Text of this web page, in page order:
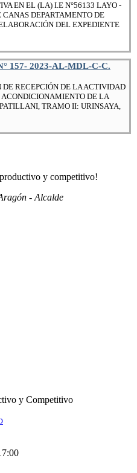
EN EL (LA) I.E N°56133 LAYO -
DEPARTAMENTO DE
DEL EXPEDIENTE
157- 2023-AL-MDL-C-C.
RECEPCIÓN DE LA ACTIVIDAD
DE LA
TRAMO II: URINSAYA,
y competitivo!
- Alcalde
y Competitivo